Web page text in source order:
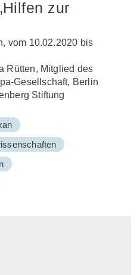
zur
vom 10.02.2020 bis
Rütten, Mitglied des
Gesellschaft, Berlin
Stiftung